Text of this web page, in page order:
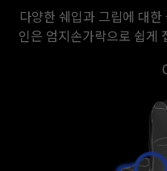
다양한 쉐입과 그립에 대
인은 엄지손가락으로 쉽게